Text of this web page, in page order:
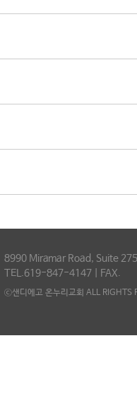
8990 Miramar Road, Suite
TEL.619-847-4147 | FAX.
ⓒ샌디에고 온누리교회 ALL RIGHTS